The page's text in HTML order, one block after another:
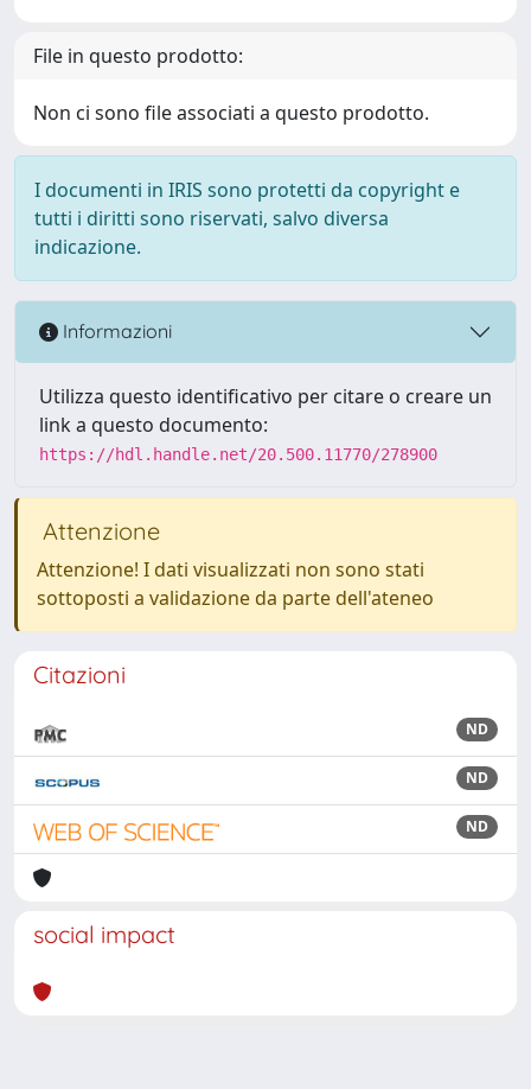
File in questo prodotto:
Non ci sono file associati a questo prodotto.
I documenti in IRIS sono protetti da copyright e
tutti i diritti sono riservati, salvo diversa
indicazione.
Informazioni
Utilizza questo identificativo per citare o creare un
link a questo documento:
https://hdl.handle.net/20.500.11770/278900
Attenzione
Attenzione! I dati visualizzati non sono stati
sottoposti a validazione da parte dell'ateneo
Citazioni
ND
ND
ND
social impact